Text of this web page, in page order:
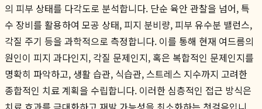
의 피부 상태를 다각도로 분석합니다. 단순 육안 관찰을 넘어, 특
수 장비를 활용하여 모공 상태, 피지 분비량, 피부 유수분 밸런스,
각질 주기 등을 과학적으로 측정합니다. 이를 통해 현재 여드름의
원인이 피지 과다인지, 각질 문제인지, 혹은 복합적인 문제인지를
명확히 파악하고, 생활 습관, 식습관, 스트레스 지수까지 고려한
종합적인 치료 계획을 수립합니다. 이러한 심층적인 접근 방식은